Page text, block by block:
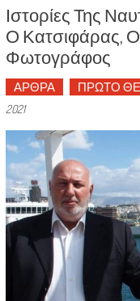
Ιστορίες Της
Ο Κατσιφάρας,
Φωτογράφος
ΑΡΘΡΑ ΠΡΩΤΟ
2021